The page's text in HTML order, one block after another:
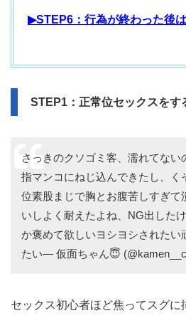
▶STEP6：行為が終わった後
STEP1：正常位セックスをす
さっきのクソゴミ客、濡れてない
指マンコにねじ込んできたし、く
位素股まじで胸とお腹苦しすぎて
いしよく耐えたよね、NG出した
か褒めて欲しいヨシヨシされたい
たい— 仮面ちゃん😇
セックス初心者ほど焦ってスグに